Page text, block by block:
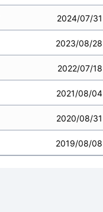
2024/07/31
2023/08/28
2022/07/18
2021/08/04
2020/08/31
2019/08/08